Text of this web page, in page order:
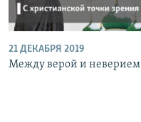
21 ДЕКАБРЯ 2019
Между верой и неверием